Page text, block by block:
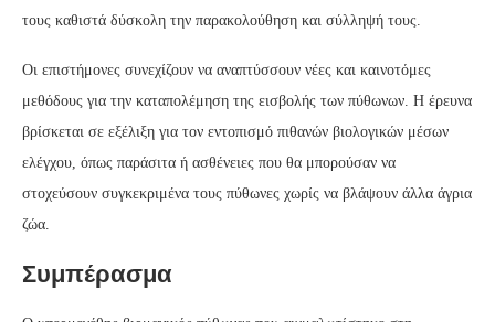
τους καθιστά δύσκολη την παρακολούθηση και σύλληψή τους.
Οι επιστήμονες συνεχίζουν να αναπτύσσουν νέες και καινοτόμες
μεθόδους για την καταπολέμηση της εισβολής των πύθωνων. Η έρευνα
βρίσκεται σε εξέλιξη για τον εντοπισμό πιθανών βιολογικών μέσων
ελέγχου, όπως παράσιτα ή ασθένειες που θα μπορούσαν να
στοχεύσουν συγκεκριμένα τους πύθωνες χωρίς να βλάψουν άλλα άγρια
ζώα.
Συμπέρασμα